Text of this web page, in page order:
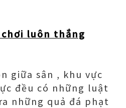
luôn thắng
giữa sân , khu vực
đều có những luật
những quả đá phạt